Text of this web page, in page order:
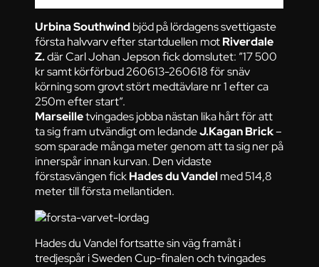
Urbina Southwindbjöd på lördagens svettigaste
första halvvarv efter startduellen motRiverdale
Z.där Carl Johan Jepson fick domslutet: ”17 500
kr samt körförbud 260613-260618 för snäv
körning som grovt stört medtävlare nr 1 efter ca
250m efter start”.
Marseilletvingades jobba nästan lika hårt för att
ta sig fram utvändigt om ledandeJ.Kagan Brick–
som sparade många meter genom att ta sig ner på
innerspår innan kurvan. Den vidaste
förstasvängen fickHades du Vandel med 514,8
meter till första mellantiden.
Hades du Vandel fortsatte sin väg framåt i
tredjespår i Sweden Cup-finalen och tvingades